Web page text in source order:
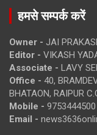
हमसे सम्पर्क करें
Owner - JAI
Editor - VIKASH
Associate - LAVY
Office - 40,
BHATAON, RAIPUR
Mobile - 9753444500
Email -